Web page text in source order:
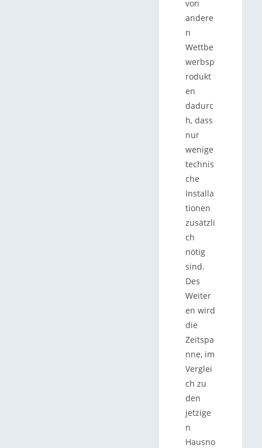
von
andere
n
Wettbe
werbsp
rodukt
en
dadurc
h, dass
nur
wenige
technis
che
Installa
tionen
zusätzli
ch
nötig
sind.
Des
Weiter
en wird
die
Zeitspa
nne, im
Verglei
ch zu
den
jetzige
n
Hausno